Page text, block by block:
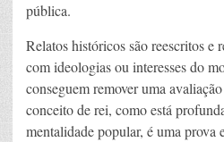
pública.
Relatos históricos são reescritos e
com ideologias ou interesses do
conseguem remover uma
conceito de rei, como está
mentalidade popular, é uma prova